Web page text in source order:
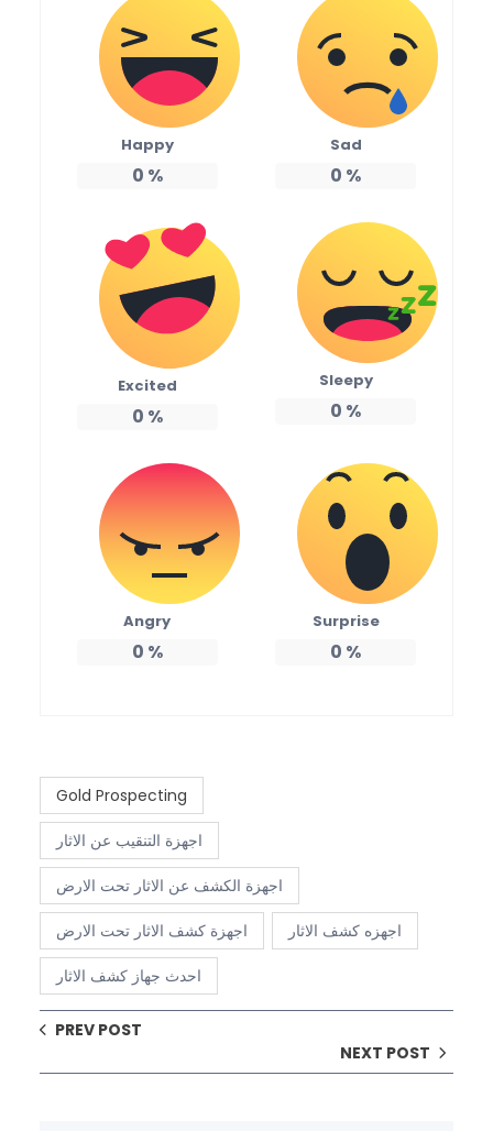
Happy
0 %
Sad
0 %
Excited
0 %
Sleepy
0 %
Angry
0 %
Surprise
0 %
Gold Prospecting
اجهزة التنقيب عن الاثار
اجهزة الكشف عن الاثار تحت الارض
اجهزة كشف الاثار تحت الارض اجهزه كشف الاثار
احدث جهاز كشف الاثار
PREV POST
NEXT POST